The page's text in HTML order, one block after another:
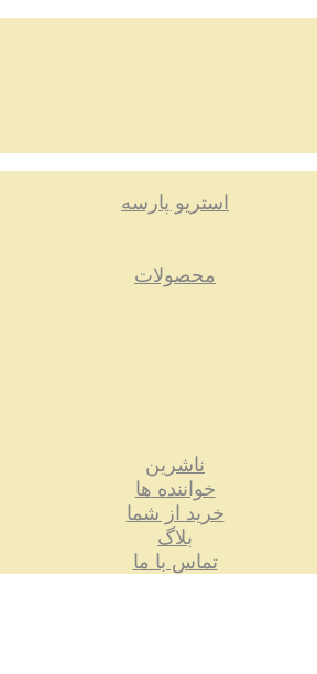
استریو پارسه
محصولات
ناشرین
خواننده ها
خرید از شما
بلاگ
تماس با ما